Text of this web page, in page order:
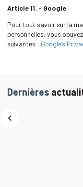
Article 11. - Google
Pour tout savoir sur la
personnelles, vous
suivantes : Google’s
Dernières